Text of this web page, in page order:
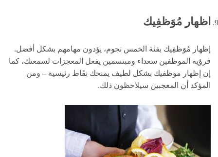
اظهار مُوَظفِيك
إظهار مُوَظفِيك بفئة الخمس نجوم، يؤدون مهامهم بشكل أفضل.
فرؤية الموظفين سعداء ومبتسمين يفعل المعجزات لسمعتك، كما
إن إظهار موظفيك بشكل لطيف يمنحك نِقَاط رئيسية – ومن
المؤكد أن المعجبين سيلاحظون ذلك.